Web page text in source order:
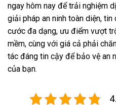
ngay hôm nay để trải nghiệm
giải pháp an ninh toàn diện,
cước đa dạng, ưu điểm vượt
mềm, cùng với giá cả phải
tác đáng tin cậy để bảo vệ an
của bạn.